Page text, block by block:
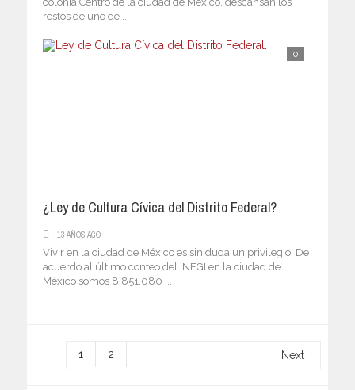
restos de uno de ...
0
¿Ley de Cultura Cívica del Distrito Federal?
13 AÑOS AGO
Vivir en la ciudad de México es sin duda un privilegio. De
acuerdo al último conteo del INEGI en la ciudad de
México somos 8,851,080 ...
1 2 Next